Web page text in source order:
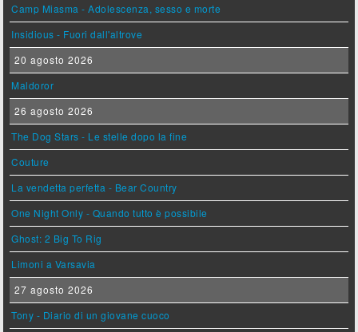
Camp Miasma - Adolescenza, sesso e morte
Insidious - Fuori dall'altrove
20 agosto 2026
Maldoror
26 agosto 2026
The Dog Stars - Le stelle dopo la fine
Couture
La vendetta perfetta - Bear Country
One Night Only - Quando tutto è possibile
Ghost: 2 Big To Rig
Limoni a Varsavia
27 agosto 2026
Tony - Diario di un giovane cuoco